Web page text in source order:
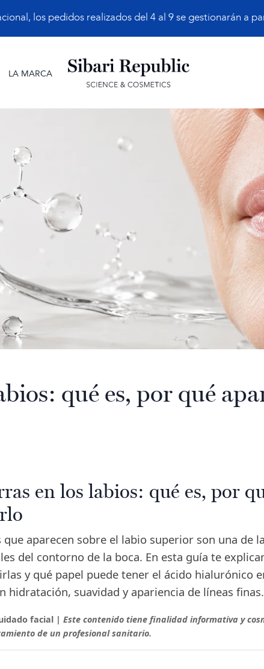
los pedidos realizados del 4 al 9 se gestionarán a
LA MARCA
qué es, por qué
en los labios: qué es, por
aparecen sobre el labio superior son una de
del contorno de la boca. En esta guía te
y qué papel puede tener el ácido hialurónico
hidratación, suavidad y apariencia de líneas finas.
facial | Este contenido tiene finalidad informativa y
de un profesional sanitario.